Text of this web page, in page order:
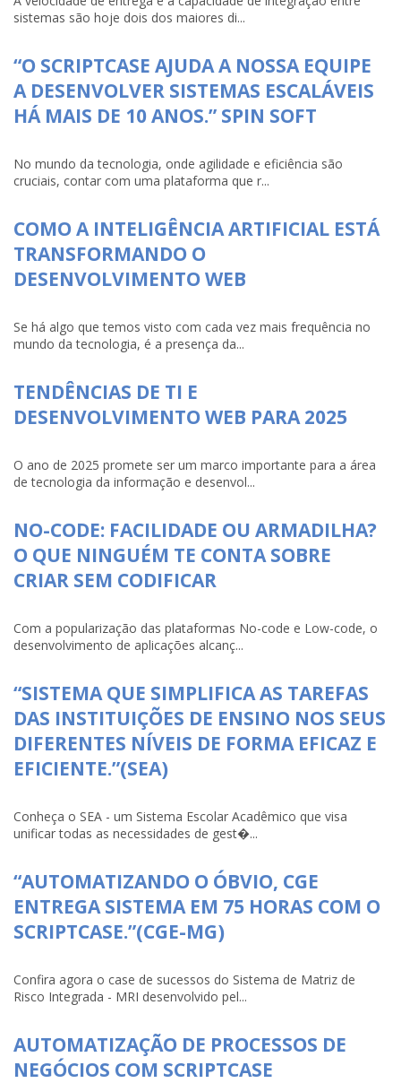
sistemas são hoje dois dos maiores di...
“O SCRIPTCASE AJUDA A NOSSA EQUIPE
A DESENVOLVER SISTEMAS ESCALÁVEIS
HÁ MAIS DE 10 ANOS.” SPIN SOFT
No mundo da tecnologia, onde agilidade e eficiência são
cruciais, contar com uma plataforma que r...
COMO A INTELIGÊNCIA ARTIFICIAL ESTÁ
TRANSFORMANDO O
DESENVOLVIMENTO WEB
Se há algo que temos visto com cada vez mais frequência no
mundo da tecnologia, é a presença da...
TENDÊNCIAS DE TI E
DESENVOLVIMENTO WEB PARA 2025
O ano de 2025 promete ser um marco importante para a área
de tecnologia da informação e desenvol...
NO-CODE: FACILIDADE OU ARMADILHA?
O QUE NINGUÉM TE CONTA SOBRE
CRIAR SEM CODIFICAR
Com a popularização das plataformas No-code e Low-code, o
desenvolvimento de aplicações alcanç...
“SISTEMA QUE SIMPLIFICA AS TAREFAS
DAS INSTITUIÇÕES DE ENSINO NOS SEUS
DIFERENTES NÍVEIS DE FORMA EFICAZ E
EFICIENTE.”(SEA)
Conheça o SEA - um Sistema Escolar Acadêmico que visa
unificar todas as necessidades de gest�...
“AUTOMATIZANDO O ÓBVIO, CGE
ENTREGA SISTEMA EM 75 HORAS COM O
SCRIPTCASE.”(CGE-MG)
Confira agora o case de sucessos do Sistema de Matriz de
Risco Integrada - MRI desenvolvido pel...
AUTOMATIZAÇÃO DE PROCESSOS DE
NEGÓCIOS COM SCRIPTCASE